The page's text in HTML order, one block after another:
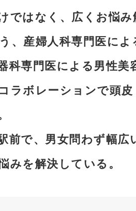
ではなく、広くお悩み
、産婦人科専門医によ
科専門医による男性美
ラボレーションで頭皮
前で、男女問わず幅広
みを解決している。